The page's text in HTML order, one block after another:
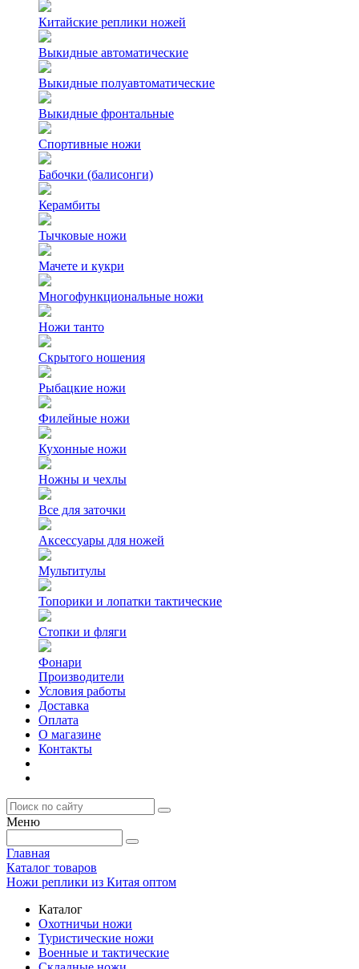
Китайские реплики ножей
Выкидные автоматические
Выкидные полуавтоматические
Выкидные фронтальные
Спортивные ножи
Бабочки (балисонги)
Керамбиты
Тычковые ножи
Мачете и кукри
Многофункциональные ножи
Ножи танто
Скрытого ношения
Рыбацкие ножи
Филейные ножи
Кухонные ножи
Ножны и чехлы
Все для заточки
Аксессуары для ножей
Мультитулы
Топорики и лопатки тактические
Стопки и фляги
Фонари
Производители
Условия работы
Доставка
Оплата
О магазине
Контакты
Меню
Главная
Каталог товаров
Ножи реплики из Китая оптом
Каталог
Охотничьи ножи
Туристические ножи
Военные и тактические